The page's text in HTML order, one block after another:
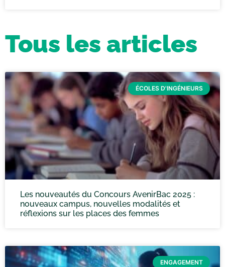
Tous les articles
ÉCOLES D'INGÉNIEURS
Les nouveautés du Concours AvenirBac 2025 :
nouveaux campus, nouvelles modalités et
réflexions sur les places des femmes
ENGAGEMENT